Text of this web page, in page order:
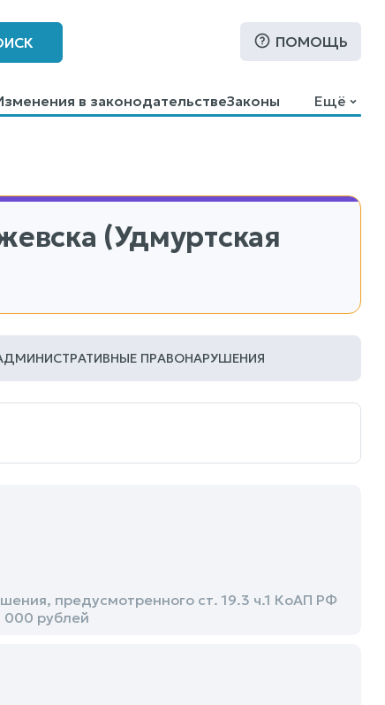
ПОМОЩЬ
в законодательствеЗаконы
Ещё
(Удмуртская
ПРАВОНАРУШЕНИЯ
предусмотренного ст. 19.3 ч.1 КоАП РФ
000 рублей